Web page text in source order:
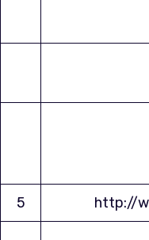
5 http://